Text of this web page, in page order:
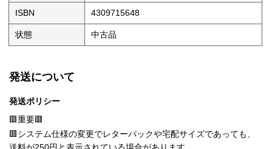
ISBN 4309715648
状態 中古品
発送について
発送ポリシー
🟥重要🟥
🟥システム仕様の変更でレターパックや宅配サイズであっても、